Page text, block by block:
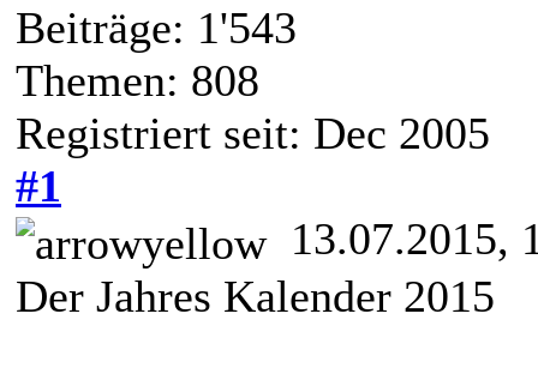
Beiträge: 1'543
Themen: 808
Registriert seit: Dec 2005
#1
13.07.2015,
Der Jahres Kalender 2015